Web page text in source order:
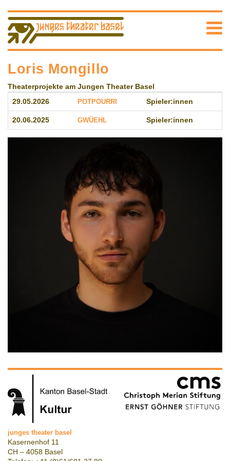
Loris Mongillo
Theaterprojekte am Jungen Theater Basel
29.05.2026 POTPOURRI Spieler:innen
20.06.2025 GWÜEHL Spieler:innen
junges theater basel
Kasernenhof 11
CH – 4058 Basel